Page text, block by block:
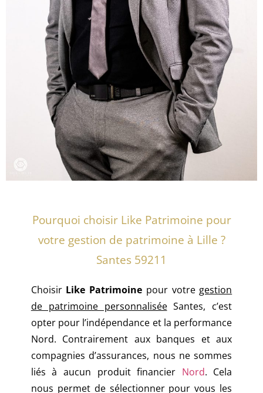
Pourquoi choisir Like Patrimoine pour
votre gestion de patrimoine à Lille ?
Santes 59211
Choisir Like Patrimoine pour votregestion
de patrimoine personnaliséeSantes, c’est
opter pour l’indépendance et la performance
Nord. Contrairement aux banques et aux
compagnies d’assurances, nous ne sommes
liés à aucun produit financier Nord. Cela
nous permet de sélectionner pour vous les